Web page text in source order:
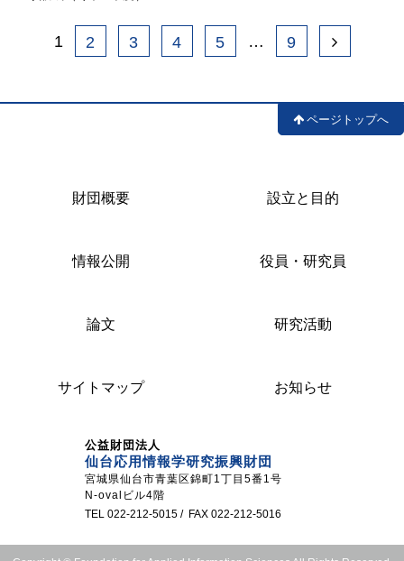
1 2 3 4 5 … 9
ページトップへ
財団概要 設立と目的
情報公開 役員・研究員
論文 研究活動
サイトマップ お知らせ
公益財団法人
仙台応用情報学研究振興財団
宮城県仙台市青葉区錦町1丁目5番1号
N-ovalビル4階
TEL 022-212-5015 / FAX 022-212-5016